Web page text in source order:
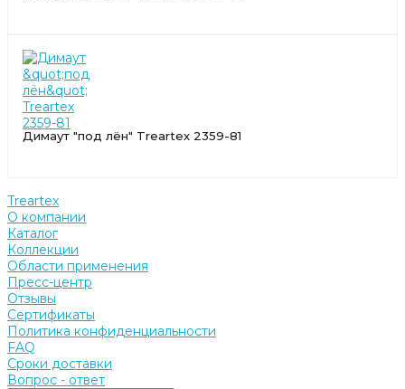
Димаут "под лён" Treartex 2359-81
Treartex
О компании
Каталог
Коллекции
Области применения
Пресс-центр
Отзывы
Сертификаты
Политика конфиденциальности
FAQ
Сроки доставки
Вопрос - ответ